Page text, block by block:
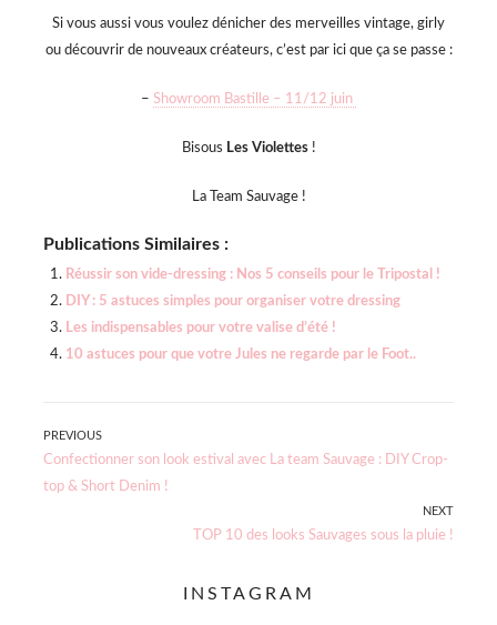
Si vous aussi vous voulez dénicher des merveilles vintage, girly
ou découvrir de nouveaux créateurs, c’est par ici que ça se passe :
– Showroom Bastille – 11/12 juin
Bisous Les Violettes!
La Team Sauvage !
Publications Similaires :
Réussir son vide-dressing : Nos 5 conseils pour le Tripostal !
DIY : 5 astuces simples pour organiser votre dressing
Les indispensables pour votre valise d’été !
10 astuces pour que votre Jules ne regarde par le Foot..
Navigation
de
PREVIOUS
Previous
post:
Confectionner son look estival avec La team Sauvage : DIY Crop-
top & Short Denim !
NEXT
Next
TOP 10 des looks Sauvages sous la pluie !
INSTAGRAM